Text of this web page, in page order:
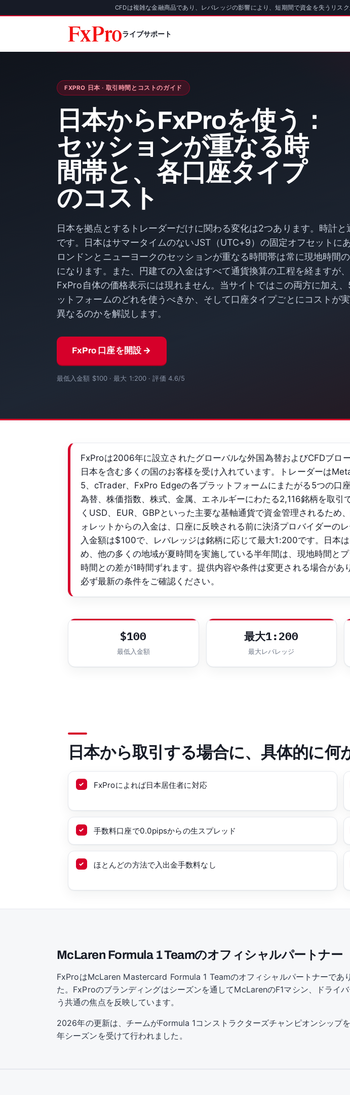
CFDは複雑な金融商品であり、レバレッジの影響により、短期間で資金を失うリス
ライブサポート
FXPRO 日本 · 取引時間とコストのガイド
日本からFxProを使う：
セッションが重なる時
間帯と、各口座タイプ
のコスト
日本を拠点とするトレーダーだけに関わる変化は2つあります。時計と
です。日本はサマータイムのないJST（UTC+9）の固定オフセットにあ
ロンドンとニューヨークのセッションが重なる時間帯は常に現地時間
になります。また、円建ての入金はすべて通貨換算の工程を経ますが
FxPro自体の価格表示には現れません。当サイトではこの両方に加え、
ットフォームのどれを使うべきか、そして口座タイプごとにコストが
異なるのかを解説します。
FxPro 口座を開設 →
最低入金額 $100 · 最大 1:200 · 評価 4.6/5
FxProは2006年に設立されたグローバルな外国為替およびCFDブロ
日本を含む多くの国のお客様を受け入れています。トレーダーは
5、cTrader、FxPro Edgeの各プラットフォームにまたがる5つの口
為替、株価指数、株式、金属、エネルギーにわたる2,116銘柄を取引
くUSD、EUR、GBPといった主要な基軸通貨で資金管理されるため
ォレットからの入金は、口座に反映される前に決済プロバイダーの
入金額は$100で、レバレッジは銘柄に応じて最大1:200です。日本
め、他の多くの地域が夏時間を実施している半年間は、現地時間と
時間との差が1時間ずれます。提供内容や条件は変更される場合があ
必ず最新の条件をご確認ください。
$100
最低入金額
最大1:200
最大レバレッジ
日本から取引する場合に、具体的に何
FxProによれば日本居住者に対応
手数料口座で0.0pipsからの生スプレッド
ほとんどの方法で入出金手数料なし
McLaren Formula 1 Teamのオフィシャルパートナー
FxProはMcLaren Mastercard Formula 1 Teamのオフィシャルパートナーで
た。FxProのブランディングはシーズンを通してMcLarenのF1マシン、ドライ
う共通の焦点を反映しています。
2026年の更新は、チームがFormula 1コンストラクターズチャンピオンシッ
年シーズンを受けて行われました。